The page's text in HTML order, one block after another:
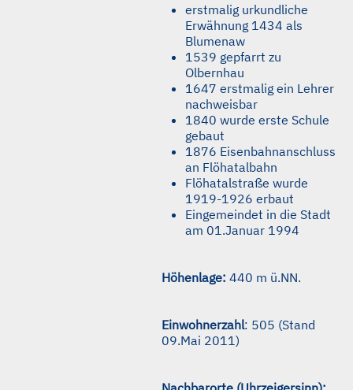
erstmalig urkundliche
Erwähnung 1434 als
Blumenaw
1539 gepfarrt zu
Olbernhau
1647 erstmalig ein Lehrer
nachweisbar
1840 wurde erste Schule
gebaut
1876 Eisenbahnanschluss
an Flöhatalbahn
Flöhatalstraße wurde
1919-1926 erbaut
Eingemeindet in die Stadt
am 01.Januar 1994
Höhenlage: 440 m ü.NN.
Einwohnerzahl: 505 (Stand
09.Mai 2011)